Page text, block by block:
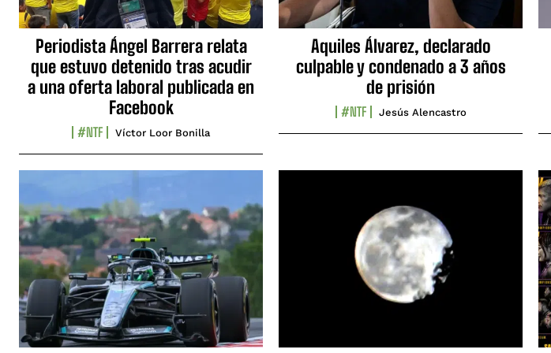
Periodista Ángel Barrera relata
que estuvo detenido tras acudir
a una oferta laboral publicada en
Facebook
#NTF Víctor Loor Bonilla
Aquiles Álvarez, declarado
culpable y condenado a 3 años
de prisión
#NTF Jesús Alencastro